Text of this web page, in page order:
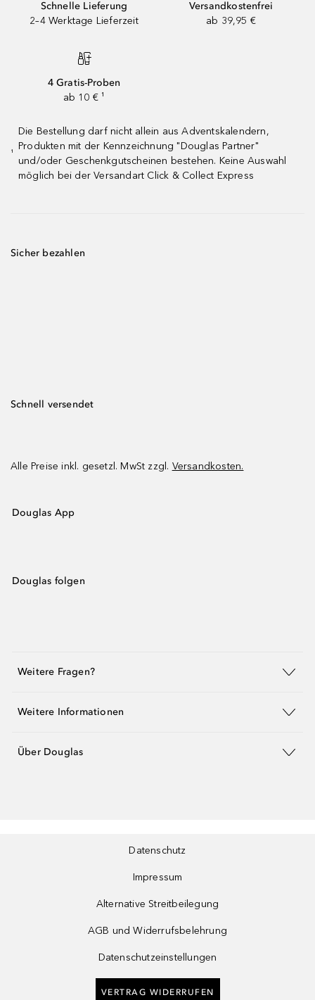
Schnelle Lieferung
2–4 Werktage Lieferzeit
Versandkostenfrei
ab 39,95 €
4 Gratis-Proben
ab 10 € ¹
¹
Die Bestellung darf nicht allein aus Adventskalendern,
Produkten mit der Kennzeichnung "Douglas Partner"
und/oder Geschenkgutscheinen bestehen. Keine Auswahl
möglich bei der Versandart Click & Collect Express
Sicher bezahlen
Schnell versendet
Alle Preise inkl. gesetzl. MwSt zzgl. Versandkosten.
Douglas App
Douglas folgen
Weitere Fragen?
Weitere Informationen
Über Douglas
Datenschutz
Impressum
Alternative Streitbeilegung
AGB und Widerrufsbelehrung
Datenschutzeinstellungen
VERTRAG WIDERRUFEN